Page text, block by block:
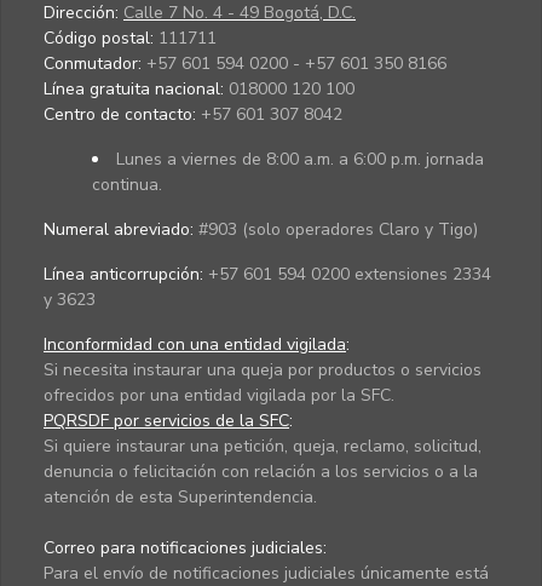
Dirección: Calle 7 No. 4 - 49 Bogotá, D.C.
Código postal: 111711
Conmutador: +57 601 594 0200 - +57 601 350 8166
Línea gratuita nacional: 018000 120 100
Centro de contacto: +57 601 307 8042
Lunes a viernes de 8:00 a.m. a 6:00 p.m. jornada
continua.
Numeral abreviado: #903 (solo operadores Claro y Tigo)
Línea anticorrupción: +57 601 594 0200 extensiones 2334
y 3623
Inconformidad con una entidad vigilada:
Si necesita instaurar una queja por productos o servicios
ofrecidos por una entidad vigilada por la SFC.
PQRSDF por servicios de la SFC:
Si quiere instaurar una petición, queja, reclamo, solicitud,
denuncia o felicitación con relación a los servicios o a la
atención de esta Superintendencia.
Correo para notificaciones judiciales:
Para el envío de notificaciones judiciales únicamente está